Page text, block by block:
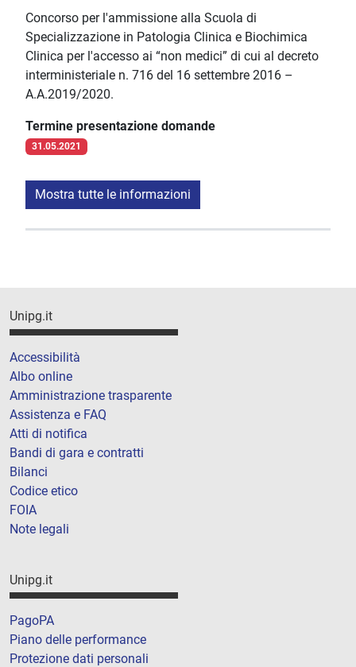
Concorso per l'ammissione alla Scuola di
Specializzazione in Patologia Clinica e Biochimica
Clinica per l'accesso ai “non medici” di cui al decreto
interministeriale n. 716 del 16 settembre 2016 –
A.A.2019/2020.
Termine presentazione domande
31.05.2021
Mostra tutte le informazioni
Unipg.it
Accessibilità
Albo online
Amministrazione trasparente
Assistenza e FAQ
Atti di notifica
Bandi di gara e contratti
Bilanci
Codice etico
FOIA
Note legali
Unipg.it
PagoPA
Piano delle performance
Protezione dati personali